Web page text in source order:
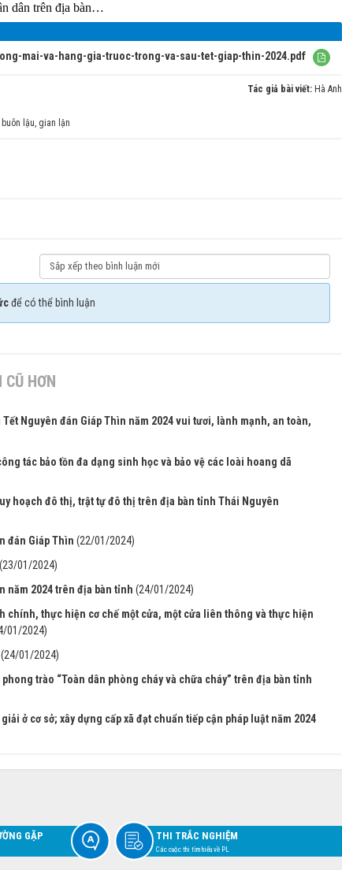
dân trên địa bàn…
mai-va-hang-gia-truoc-trong-va-sau-tet-giap-thin-2024.pdf
Tác giả bài viết: Hà Anh
buôn lậu, gian lận
để có thể bình luận
CŨ HƠN
Nguyên đán Giáp Thìn năm 2024 vui tươi, lành mạnh, an toàn,
tác bảo tồn đa dạng sinh học và bảo vệ các loài hoang dã
hoạch đô thị, trật tự đô thị trên địa bàn tỉnh Thái Nguyên
đán Giáp Thìn (22/01/2024)
(23/01/2024)
năm 2024 trên địa bàn tỉnh (24/01/2024)
chính, thực hiện cơ chế một cửa, một cửa liên thông và thực hiện
01/2024)
(24/01/2024)
trào “Toàn dân phòng cháy và chữa cháy” trên địa bàn tỉnh
ở cơ sở; xây dựng cấp xã đạt chuẩn tiếp cận pháp luật năm 2024
GẶP THI TRẮC NGHIỆM
Các cuộc thi tìm hiểu về PL